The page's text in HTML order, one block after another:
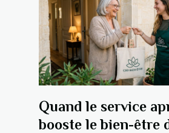
Quand le service
booste le bien-être